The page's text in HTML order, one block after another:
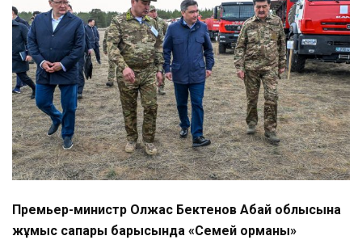
Премьер-министр Олжас Бектенов Абай облысына
жұмыс сапары барысында «Семей орманы»